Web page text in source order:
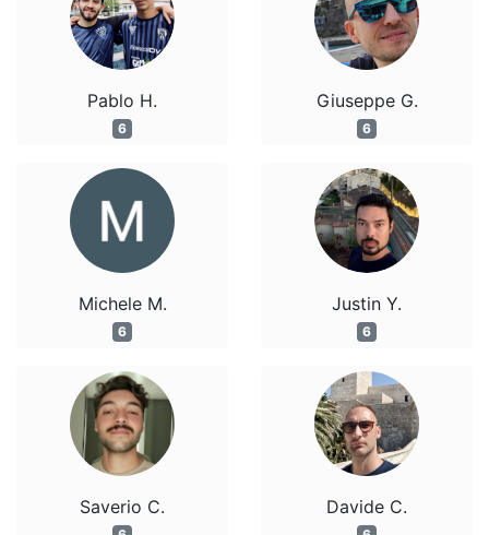
Pablo H.
6
Michele M.
6
Saverio C.
Giuseppe G.
6
Justin Y.
6
Davide C.